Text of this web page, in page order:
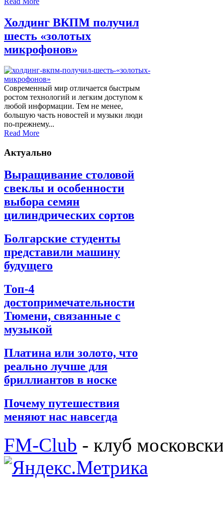
Холдинг ВКПМ получил
шесть «золотых
микрофонов»
Современный мир отличается быстрым
ростом технологий и легким доступом к
любой информации. Тем не менее,
большую часть новостей и музыки люди
по-прежнему...
Read More
Актуально
Выращивание столовой
свеклы и особенности
выбора семян
цилиндрических сортов
Болгарские студенты
представили машину
будущего
Топ-4
достопримечательности
Тюмени, связанные с
музыкой
Платина или золото, что
реально лучше для
бриллиантов в носке
Почему путешествия
меняют нас навсегда
FM-Club - клуб